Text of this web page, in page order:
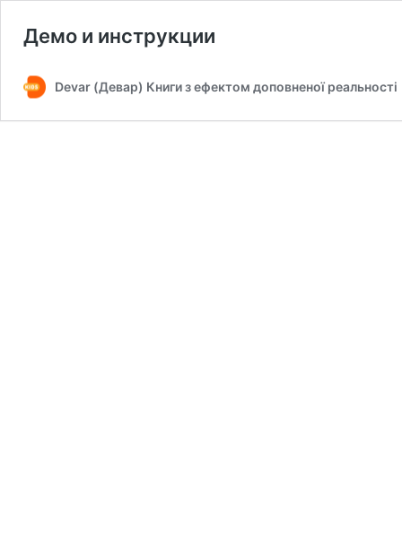
Демо и инструкции
Devar (Девар) Книги з ефектом доповненої реальності